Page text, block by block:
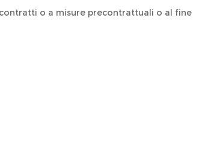
o a misure precontrattuali o al fine